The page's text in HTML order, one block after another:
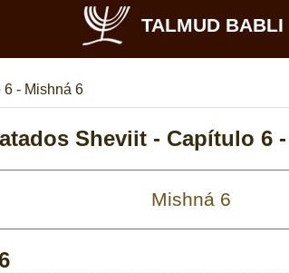
TALMUD BABLI
6 - Mishná 6
Sheviit - Capítulo 6